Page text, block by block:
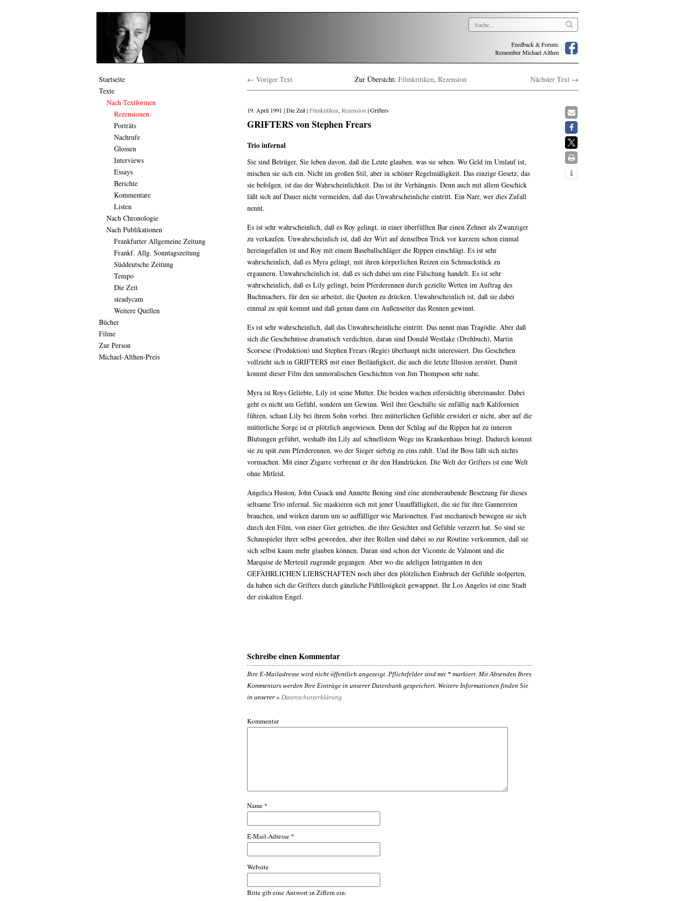
Feedback & Forum:
Remember Michael Althen
Startseite
Texte
Nach Textformen
Rezensionen
Porträts
Nachrufe
Glossen
Interviews
Essays
Berichte
Kommentare
Listen
Nach Chronologie
Nach Publikationen
Frankfurter Allgemeine Zeitung
Frankf. Allg. Sonntagszeitung
Süddeutsche Zeitung
Tempo
Die Zeit
steadycam
Weitere Quellen
Bücher
Filme
Zur Person
Michael-Althen-Preis
← Voriger Text Zur Übersicht: Filmkritiken, Rezension Nächster Text →
19. April 1991 | Die Zeit |Filmkritiken, Rezension | Grifters
GRIFTERS von Stephen Frears
Trio infernal
Sie sind Betrüger. Sie leben davon, daß die Leute glauben, was sie sehen. Wo Geld im Umlauf ist,
mischen sie sich ein. Nicht im großen Stil, aber in schöner Regelmäßigkeit. Das einzige Gesetz, das
sie befolgen, ist das der Wahrscheinlichkeit. Das ist ihr Verhängnis. Denn auch mit allem Geschick
läßt sich auf Dauer nicht vermeiden, daß das Unwahrscheinliche eintritt. Ein Narr, wer dies Zufall
nennt.
Es ist sehr wahrscheinlich, daß es Roy gelingt, in einer überfüllten Bar einen Zehner als Zwanziger
zu verkaufen. Unwahrscheinlich ist, daß der Wirt auf denselben Trick vor kurzem schon einmal
hereingefallen ist und Roy mit einem Baseballschläger die Rippen einschlägt. Es ist sehr
wahrscheinlich, daß es Myra gelingt, mit ihren körperlichen Reizen ein Schmuckstück zu
ergaunern. Unwahrscheinlich ist, daß es sich dabei um eine Fälschung handelt. Es ist sehr
wahrscheinlich, daß es Lily gelingt, beim Pferderennen durch gezielte Wetten im Auftrag des
Buchmachers, für den sie arbeitet, die Quoten zu drücken. Unwahrscheinlich ist, daß sie dabei
einmal zu spät kommt und daß genau dann ein Außenseiter das Rennen gewinnt.
Es ist sehr wahrscheinlich, daß das Unwahrscheinliche eintritt. Das nennt man Tragödie. Aber daß
sich die Geschehnisse dramatisch verdichten, daran sind Donald Westlake (Drehbuch), Martin
Scorsese (Produktion) und Stephen Frears (Regie) überhaupt nicht interessiert. Das Geschehen
vollzieht sich in GRIFTERS mit einer Beiläufigkeit, die auch die letzte Illusion zerstört. Damit
kommt dieser Film den unmoralischen Geschichten von Jim Thompson sehr nahe.
Myra ist Roys Geliebte, Lily ist seine Mutter. Die beiden wachen eifersüchtig übereinander. Dabei
geht es nicht um Gefühl, sondern um Gewinn. Weil ihre Geschäfte sie zufällig nach Kalifornien
führen, schaut Lily bei ihrem Sohn vorbei. Ihre mütterlichen Gefühle erwidert er nicht, aber auf die
mütterliche Sorge ist er plötzlich angewiesen. Denn der Schlag auf die Rippen hat zu inneren
Blutungen geführt, weshalb ihn Lily auf schnellstem Wege ins Krankenhaus bringt. Dadurch kommt
sie zu spät zum Pferderennen, wo der Sieger siebzig zu eins zahlt. Und ihr Boss läßt sich nichts
vormachen. Mit einer Zigarre verbrennt er ihr den Handrücken. Die Welt der Grifters ist eine Welt
ohne Mitleid.
Angelica Huston, John Cusack und Annette Bening sind eine atemberaubende Besetzung für dieses
seltsame Trio infernal. Sie maskieren sich mit jener Unauffälligkeit, die sie für ihre Gaunereien
brauchen, und wirken darum um so auffälliger wie Marionetten. Fast mechanisch bewegen sie sich
durch den Film, von einer Gier getrieben, die ihre Gesichter und Gefühle verzerrt hat. So sind sie
Schauspieler ihrer selbst geworden, aber ihre Rollen sind dabei so zur Routine verkommen, daß sie
sich selbst kaum mehr glauben können. Daran sind schon der Vicomte de Valmont und die
Marquise de Merteuil zugrunde gegangen. Aber wo die adeligen Intriganten in den
GEFÄHRLICHEN LIEBSCHAFTEN noch über den plötzlichen Einbruch der Gefühle stolperten,
da haben sich die Grifters durch gänzliche Fühllosigkeit gewappnet. Ihr Los Angeles ist eine Stadt
der eiskalten Engel.
Schreibe einen Kommentar
Ihre E-Mailadresse wird nicht öffentlich angezeigt. Pflichtfelder sind mit * markiert. Mit Absenden Ihres
Kommentars werden Ihre Einträge in unserer Datenbank gespeichert. Weitere Informationen finden Sie
in unserer » Datenschutzerklärung
Kommentar
Name *
E-Mail-Adresse *
Website
Bitte gib eine Antwort in Ziffern ein: